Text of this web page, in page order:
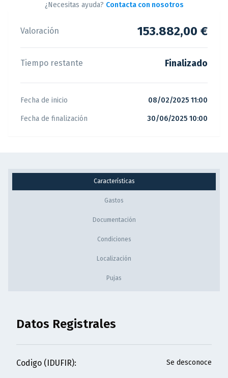
¿Necesitas ayuda? Contacta con nosotros
Valoración 153.882,00 €
Tiempo restante Finalizado
Fecha de inicio 08/02/2025 11:00
Fecha de finalización 30/06/2025 10:00
Características
Gastos
Documentación
Condiciones
Localización
Pujas
Datos Registrales
Codigo (IDUFIR): Se desconoce